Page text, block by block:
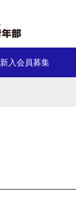
新入会員募集